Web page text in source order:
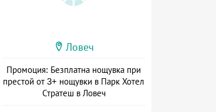
Ловеч
Промоция: Безплатна нощувка при
престой от 3+ нощувки в Парк Хотел
Стратеш в Ловеч